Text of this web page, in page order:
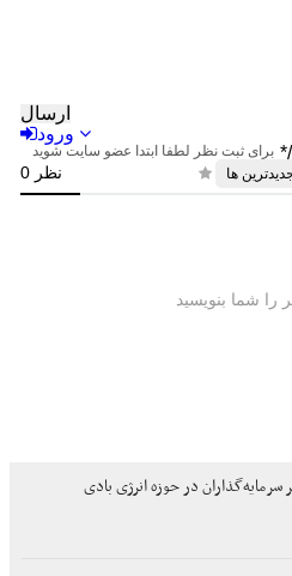
سرمایه‌گذاران در حوزه انرژی بادی